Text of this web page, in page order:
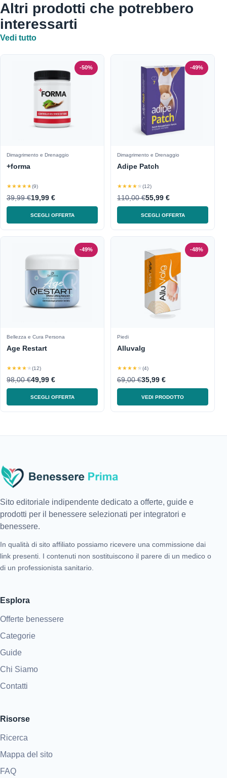
Altri prodotti che potrebbero
interessarti
Vedi tutto
-50%
Dimagrimento e Drenaggio
+forma
★★★★★(9)
39,99 €19,99 €
SCEGLI OFFERTA
-49%
Dimagrimento e Drenaggio
Adipe Patch
★★★★★(12)
110,00 €55,99 €
SCEGLI OFFERTA
-49%
Bellezza e Cura Persona
Age Restart
★★★★★(12)
98,00 €49,99 €
SCEGLI OFFERTA
-48%
Piedi
Alluvalg
★★★★★(4)
69,00 €35,99 €
VEDI PRODOTTO
Sito editoriale indipendente dedicato a offerte, guide e
prodotti per il benessere selezionati per integratori e
benessere.
In qualità di sito affiliato possiamo ricevere una commissione dai
link presenti. I contenuti non sostituiscono il parere di un medico o
di un professionista sanitario.
Esplora
Offerte benessere
Categorie
Guide
Chi Siamo
Contatti
Risorse
Ricerca
Mappa del sito
FAQ